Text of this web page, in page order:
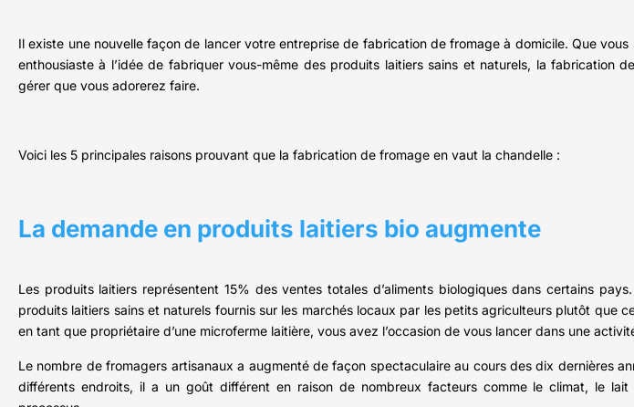
Il existe une nouvelle façon de lancer votre entreprise de fabrication de fromage à domicile. Que
enthousiaste à l’idée de fabriquer vous-même des produits laitiers sains et naturels, la fabrication
gérer que vous adorerez faire.
Voici les 5 principales raisons prouvant que la fabrication de fromage en vaut la chandelle :
La demande en produits laitiers bio augmente
Les produits laitiers représentent 15% des ventes totales d’aliments biologiques dans certains
produits laitiers sains et naturels fournis sur les marchés locaux par les petits agriculteurs plutôt que
en tant que propriétaire d’une microferme laitière, vous avez l’occasion de vous lancer dans une
Le nombre de fromagers artisanaux a augmenté de façon spectaculaire au cours des dix dernières
différents endroits, il a un goût différent en raison de nombreux facteurs comme le climat, le lait